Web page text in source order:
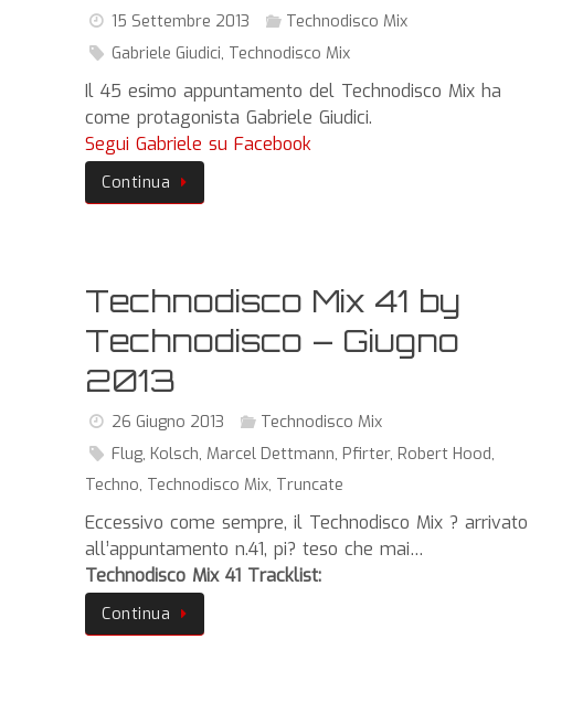
15 Settembre 2013
Technodisco Mix
Gabriele Giudici, Technodisco Mix
Il 45 esimo appuntamento del Technodisco Mix ha
come protagonista Gabriele Giudici.
Segui Gabriele su Facebook
Continua
Technodisco Mix 41 by
Technodisco – Giugno
2013
26 Giugno 2013
Technodisco Mix
Flug,Kolsch, Marcel Dettmann,Pfirter,Robert Hood,
Techno, Technodisco Mix, Truncate
Eccessivo come sempre, il Technodisco Mix ? arrivato
all’appuntamento n.41, pi? teso che mai…
Technodisco Mix 41 Tracklist:
Continua